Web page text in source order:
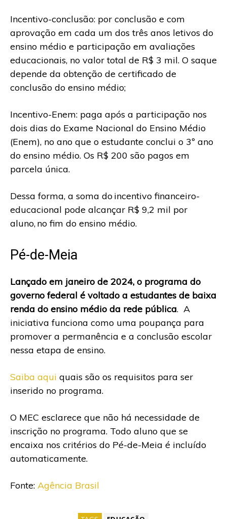
Incentivo-conclusão: por conclusão e com
aprovação em cada um dos três anos letivos do
ensino médio e participação em avaliações
educacionais, no valor total de R$ 3 mil. O saque
depende da obtenção de certificado de
conclusão do ensino médio;
Incentivo-Enem: paga após a participação nos
dois dias do Exame Nacional do Ensino Médio
(Enem), no ano que o estudante conclui o 3º ano
do ensino médio. Os R$ 200 são pagos em
parcela única.
Dessa forma, a soma do incentivo financeiro-
educacional pode alcançar R$ 9,2 mil por
aluno, no fim do ensino médio.
Pé-de-Meia
Lançado em janeiro de 2024, o programa do
governo federal é voltado a estudantes de baixa
renda do ensino médio da rede pública. A
iniciativa funciona como uma poupança para
promover a permanência e a conclusão escolar
nessa etapa de ensino.
Saiba aqui quais são os requisitos para ser
inserido no programa.
O MEC esclarece que não há necessidade de
inscrição no programa. Todo aluno que se
encaixa nos critérios do Pé-de-Meia é incluído
automaticamente.
Fonte: Agência Brasil